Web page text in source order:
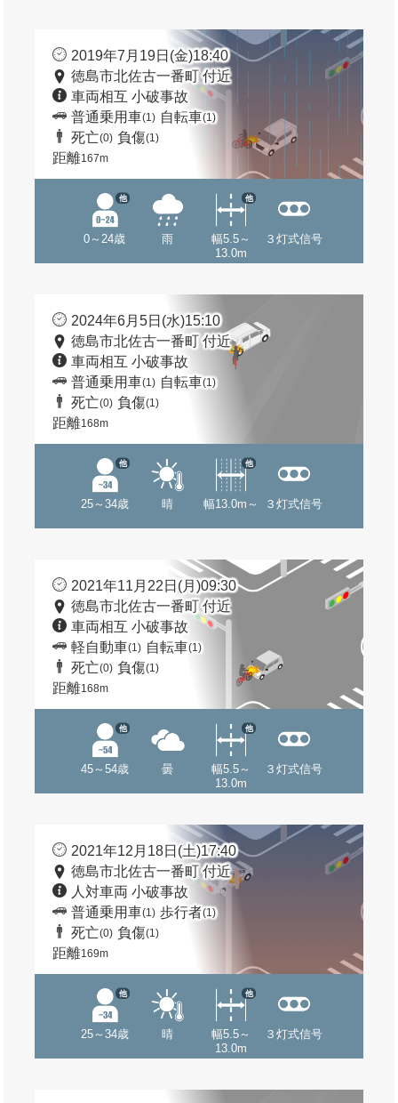
2019年7月19日(金)18:40
徳島市北佐古一番町 付近
車両相互 小破事故
普通乗用車(1) 自転車(1)
死亡(0) 負傷(1)
距離167m
0～24歳
他
雨
幅5.5～
13.0m
他
３灯式信号
2024年6月5日(水)15:10
徳島市北佐古一番町 付近
車両相互 小破事故
普通乗用車(1) 自転車(1)
死亡(0) 負傷(1)
距離168m
25～34歳
他
晴 幅13.0m～
他
３灯式信号
2021年11月22日(月)09:30
徳島市北佐古一番町 付近
車両相互 小破事故
軽自動車(1) 自転車(1)
死亡(0) 負傷(1)
距離168m
45～54歳
他
曇
幅5.5～
13.0m
他
３灯式信号
2021年12月18日(土)17:40
徳島市北佐古一番町 付近
人対車両 小破事故
普通乗用車(1) 歩行者(1)
死亡(0) 負傷(1)
距離169m
25～34歳
他
晴
幅5.5～
13.0m
他
３灯式信号